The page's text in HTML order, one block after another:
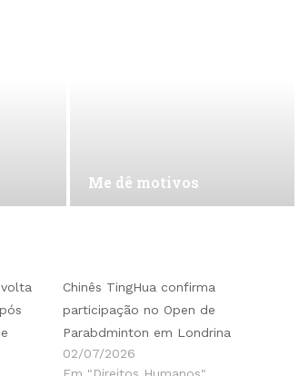
Me dê motivos
Chinês TingHua confirma
participação no Open de
Parabdminton em Londrina
02/07/2026